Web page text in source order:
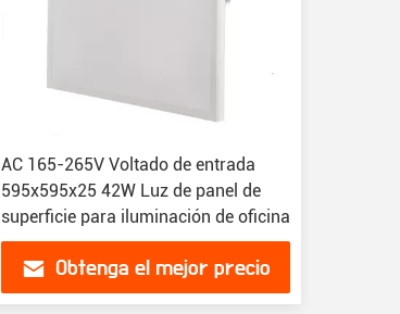
AC 165-265V Voltado de entrada
595x595x25 42W Luz de panel de
superficie para iluminación de oficina
Obtenga el mejor precio